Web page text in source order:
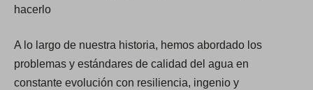
hacerlo
A lo largo de nuestra historia, hemos abordado los
problemas y estándares de calidad del agua en
constante evolución con resiliencia, ingenio y